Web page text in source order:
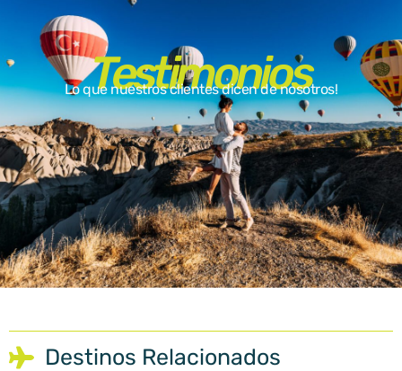
Testimonios
Lo que nuestros clientes dicen de nosotros!
Destinos Relacionados